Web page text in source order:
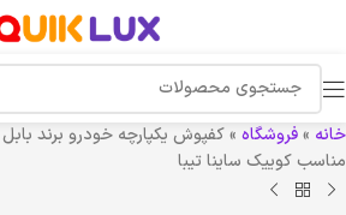
خانه »فروشگاه »کفپوش یکپارچه خودرو برند
مناسب کوییک ساینا تیبا